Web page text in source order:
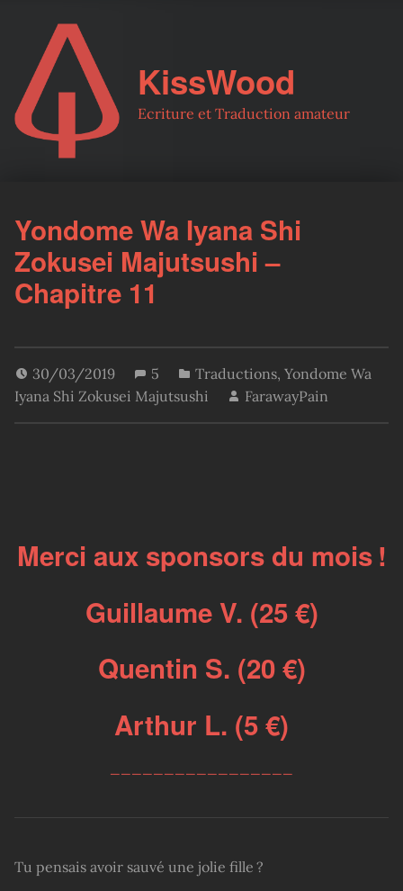
KissWood
Ecriture et Traduction amateur
Yondome Wa Iyana Shi
Zokusei Majutsushi –
Chapitre 11
30/03/2019 5 Traductions, Yondome Wa
Iyana Shi Zokusei Majutsushi
FarawayPain
Merci aux sponsors du mois !
Guillaume V. (25 €)
Quentin S. (20 €)
Arthur L. (5 €)
Tu pensais avoir sauvé une jolie fille ?